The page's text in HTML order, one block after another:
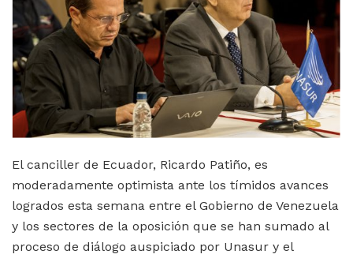
El canciller de Ecuador, Ricardo Patiño, es
moderadamente optimista ante los tímidos avances
logrados esta semana entre el Gobierno de Venezuela
y los sectores de la oposición que se han sumado al
proceso de diálogo auspiciado por Unasur y el